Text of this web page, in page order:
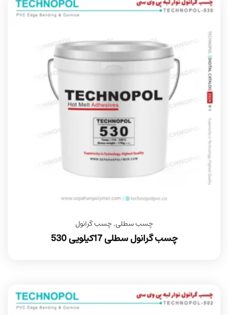
چسب سطلی, چسب گرانول
چسب گرانول سطلی 17کیلویی 530